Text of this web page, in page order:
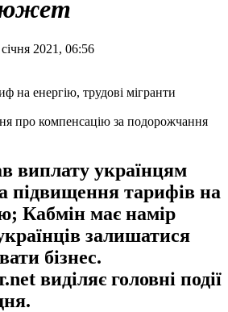
2021, 06:56
про компенсацію за подорожчання
виплату українцям
підвищення тарифів на
Кабмін має намір
залишатися
бізнес.
виділяє головні події